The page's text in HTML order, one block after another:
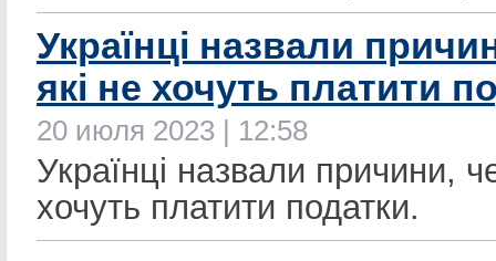
Українці назвали
які не хочуть платити
20 июля 2023 | 12:58
Українці назвали причини,
хочуть платити податки.